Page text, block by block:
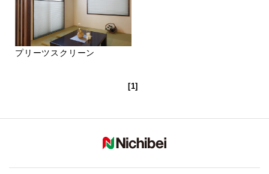
プリーツスクリーン
[1]